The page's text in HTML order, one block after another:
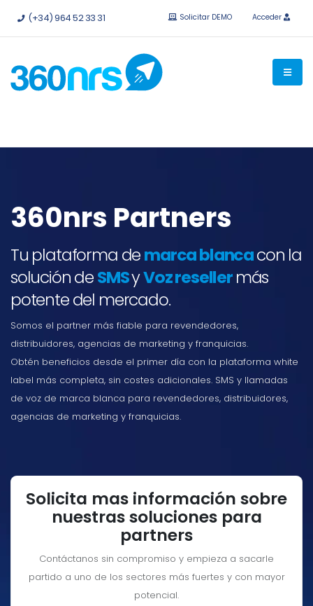
Pruébalo gratis sin compromiso. API e integraciones
(+34) 964 52 33 31 Solicitar DEMO Acceder
360nrs Partners
Tu plataforma demarca blancacon la
solución deSMSyVoz resellermás
potente del mercado.
Somos el partner más fiable para revendedores,
distribuidores, agencias de marketing y franquicias.
Obtén beneficios desde el primer día con la plataforma white
label más completa, sin costes adicionales. SMS y llamadas
de voz de marca blanca para revendedores, distribuidores,
agencias de marketing y franquicias.
Solicita mas información sobre
nuestras soluciones para
partners
Contáctanos sin compromiso y empieza a sacarle
partido a uno de los sectores más fuertes y con mayor
potencial.